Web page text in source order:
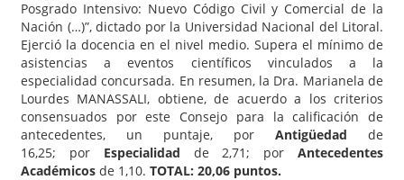
Posgrado Intensivo: Nuevo Código Civil y Comercial de la
Nación (…)”, dictado por la Universidad Nacional del Litoral.
Ejerció la docencia en el nivel medio. Supera el mínimo de
asistencias a eventos científicos vinculados a la
especialidad concursada. En resumen, la Dra. Marianela de
Lourdes MANASSALI, obtiene, de acuerdo a los criterios
consensuados por este Consejo para la calificación de
antecedentes, un puntaje, por Antigüedad de
16,25; por Especialidad de 2,71; porAntecedentes
Académicos de 1,10. TOTAL: 20,06 puntos.